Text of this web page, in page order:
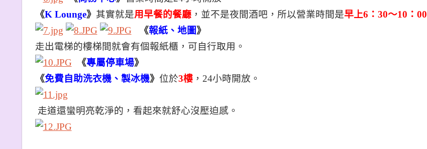
《K Lounge》 其實就是用早餐的餐廳，並不是夜間酒吧，所以營業時間是早上6：30～10：00
《報紙、地圖》
走出電梯的樓梯間就會有個報紙櫃，可自行取用。
《專屬停車場》
《免費自助洗衣機、製冰機》 位於3樓，24小時開放。
走道還蠻明亮乾淨的，看起來就舒心沒壓迫感。